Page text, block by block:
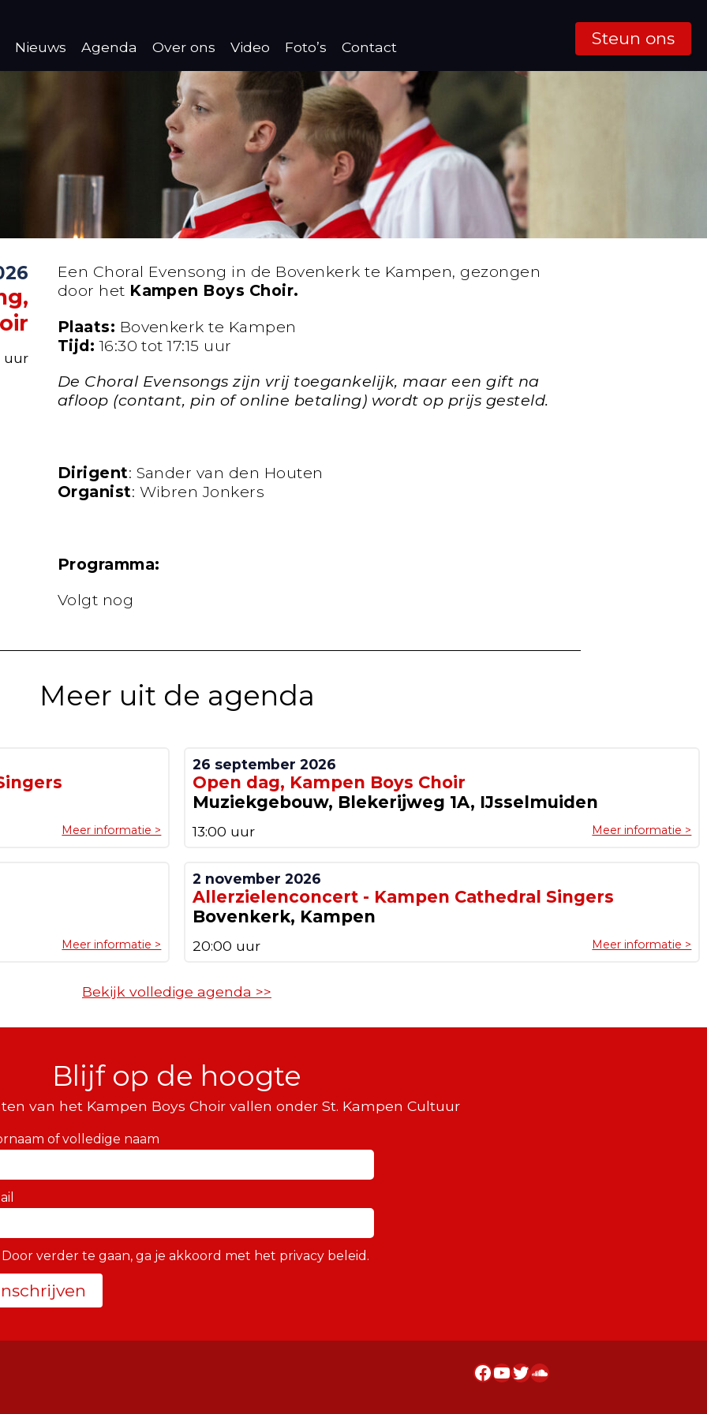
Nieuws Agenda Over ons Video Foto’s Contact Steun ons
uur
Een Choral Evensong in de Bovenkerk te Kampen, gezongen
door het Kampen Boys Choir.
Plaats: Bovenkerk te Kampen
Tijd: 16:30 tot 17:15 uur
De Choral Evensongs zijn vrij toegankelijk, maar een gift na
afloop (contant, pin of online betaling) wordt op prijs gesteld.
Dirigent: Sander van den Houten
Organist: Wibren Jonkers
Programma:
Volgt nog
Meer uit de agenda
Meer informatie >
26 september 2026
Open dag, Kampen Boys Choir
Muziekgebouw, Blekerijweg 1A, IJsselmuiden
Meer informatie >
13:00 uur
Meer informatie >
2 november 2026
Allerzielenconcert - Kampen Cathedral Singers
Bovenkerk, Kampen
Meer informatie >
20:00 uur
Bekijk volledige agenda >>
Blijf op de hoogte
van het Kampen Boys Choir vallen onder St. Kampen Cultuur
of volledige naam
verder te gaan, ga je akkoord met het privacy beleid.
Facebook
YouTube
Twitter
SoundCloud